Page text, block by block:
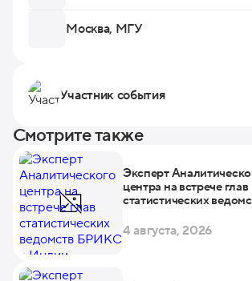
Москва, МГУ
Участник события
Смотрите также
Эксперт
центра на встрече глав
статистических
4 августа, 2026